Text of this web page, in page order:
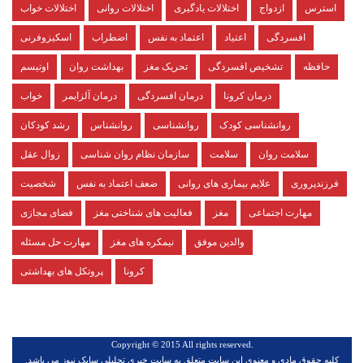
اختلالات خواب اختلالات روانی اختلالات یادگیری ازدواج استرس
اسکیزوفرنی اضطراب اعتماد به نفس اعتیاد افسردگی
اوتیسم بهداشت روان تحریک مغز تشخیص افسردگی حافظه
خواب درمان آلزایمر درمان افسردگی درمان کرونا
رشد کودکان روانشناس روانشناسی روانشناسی کودک
زوال عقل سازمان نظام روان شناسی سلامت سلامت روان
شخصیت ضعف اعتماد به نفس علایم بیماری های روانی فرزندپروری
فضای مجازی فعالیت های شناختی مغز مغز مهارت اجتماعی
مهارت حل مسئله نیمکره های مغز والدین موفق
پروتکل های بهداشتی کرونا
.Copyright © 2015 All rights reserved
كليه حقوق مادي و معنوي اين سايت متعلق به سایت خبری تحلیلی سایک نیوز مي باشد.